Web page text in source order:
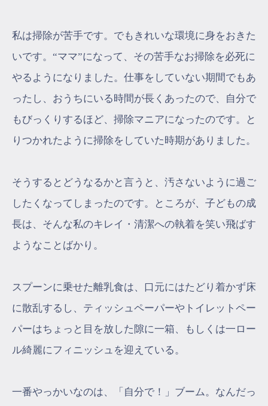
私は掃除が苦手です。でもきれいな環境に身をおきた
いです。“ママ”になって、その苦手なお掃除を必死に
やるようになりました。仕事をしていない期間でもあ
ったし、おうちにいる時間が長くあったので、自分で
もびっくりするほど、掃除マニアになったのです。と
りつかれたように掃除をしていた時期がありました。
そうするとどうなるかと言うと、汚さないように過ご
したくなってしまったのです。ところが、子どもの成
長は、そんな私のキレイ・清潔への執着を笑い飛ばす
ようなことばかり。
スプーンに乗せた離乳食は、口元にはたどり着かず床
に散乱するし、ティッシュペーパーやトイレットペー
パーはちょっと目を放した隙に一箱、もしくは一ロー
ル綺麗にフィニッシュを迎えている。
一番やっかいなのは、「自分で！」ブーム。なんだっ